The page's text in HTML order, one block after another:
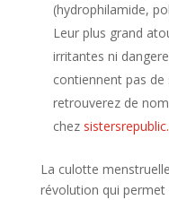
(hydrophilamide,
Leur plus grand
irritantes ni
contiennent pas de
retrouverez de
chez
La culotte
révolution qui